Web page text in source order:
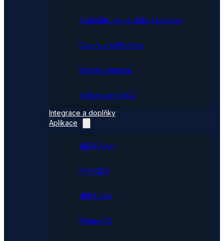
Automatizujeme data a procesy
Doplňky ABRA Flexi
Mobilní skladník
Vytěžování faktur
Integrace a doplňky
Aplikace
ABRA Flexi
POHODA
ABRA Gen
Money S3